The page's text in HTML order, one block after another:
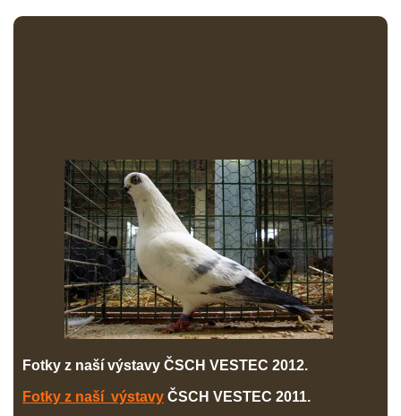
Fotky z naší výstavy ČSCH VESTEC 2012.
Fotky z naší výstavy ČSCH VESTEC 2011.